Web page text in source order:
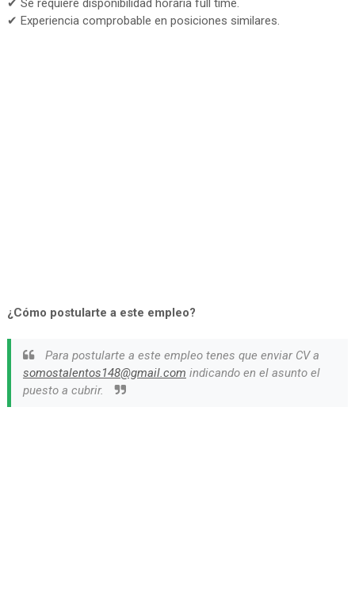
✔ Se requiere disponibilidad horaria full time.
✔ Experiencia comprobable en posiciones similares.
¿Cómo postularte a este empleo?
Para postularte a este empleo tenes que enviar CV a
somostalentos148@gmail.com indicando en el asunto el
puesto a cubrir.